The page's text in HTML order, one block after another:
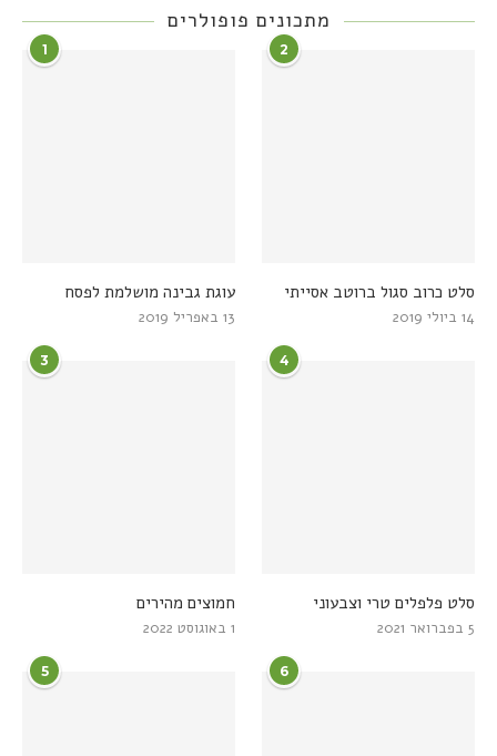
מתכונים פופולרים
1
עוגת גבינה מושלמת לפסח
13 באפריל 2019
2
סלט כרוב סגול ברוטב אסייתי
14 ביולי 2019
3
חמוצים מהירים
1 באוגוסט 2022
4
סלט פלפלים טרי וצבעוני
5 בפברואר 2021
5 6